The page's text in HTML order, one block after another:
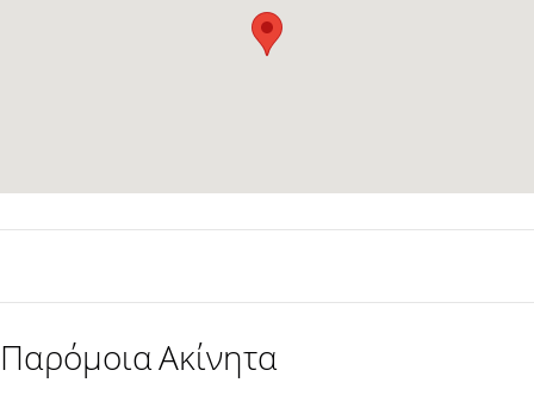
Παρόμοια Ακίνητα